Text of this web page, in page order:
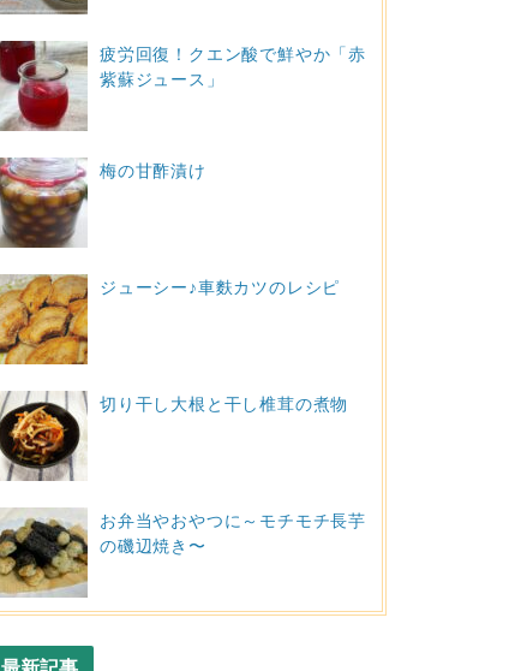
疲労回復！クエン酸で鮮やか「赤
紫蘇ジュース」
梅の甘酢漬け
ジューシー♪車麩カツのレシピ
切り干し大根と干し椎茸の煮物
お弁当やおやつに～モチモチ長芋
の磯辺焼き〜